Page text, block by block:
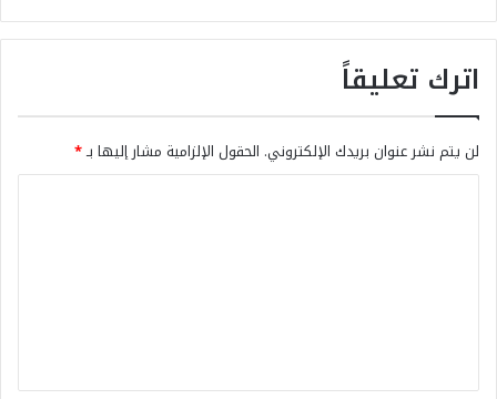
اترك تعليقاً
لن يتم نشر عنوان بريدك الإلكتروني. الحقول الإلزامية مشار إليها بـ*